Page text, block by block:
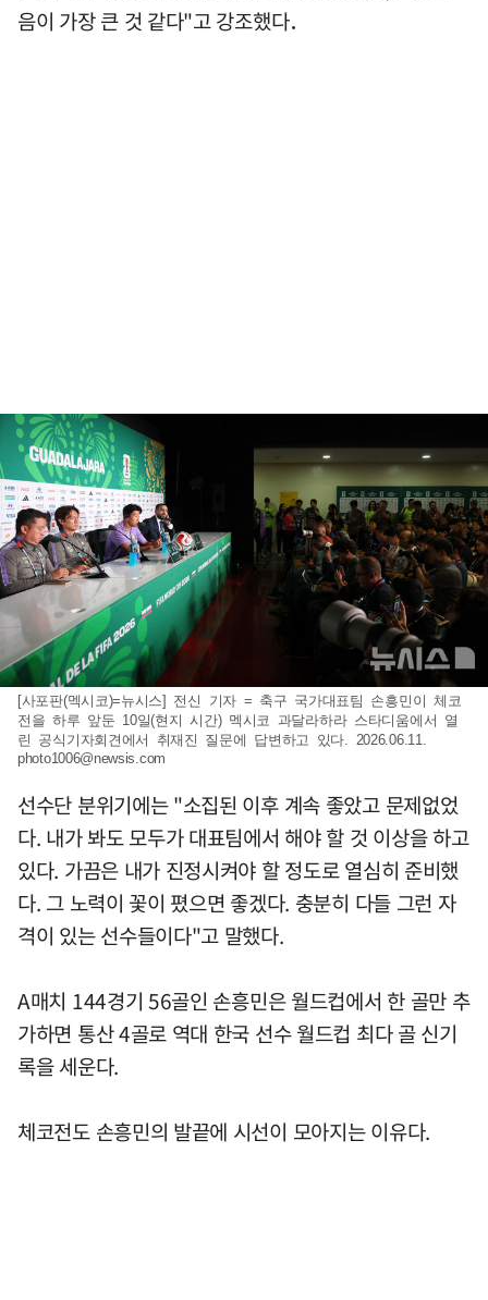
음이 가장 큰 것 같다"고 강조했다．
[사포판(멕시코)=뉴시스] 전신 기자 = 축구 국가대표팀 손흥민이 체코
전을 하루 앞둔 10일(현지 시간) 멕시코 과달라하라 스타디움에서 열
린 공식기자회견에서 취재진 질문에 답변하고 있다. 2026.06.11.
photo1006@newsis.com
선수단 분위기에는 "소집된 이후 계속 좋았고 문제없었
다. 내가 봐도 모두가 대표팀에서 해야 할 것 이상을 하고
있다. 가끔은 내가 진정시켜야 할 정도로 열심히 준비했
다. 그 노력이 꽃이 폈으면 좋겠다. 충분히 다들 그런 자
격이 있는 선수들이다"고 말했다.
A매치 144경기 56골인 손흥민은 월드컵에서 한 골만 추
가하면 통산 4골로 역대 한국 선수 월드컵 최다 골 신기
록을 세운다.
체코전도 손흥민의 발끝에 시선이 모아지는 이유다.